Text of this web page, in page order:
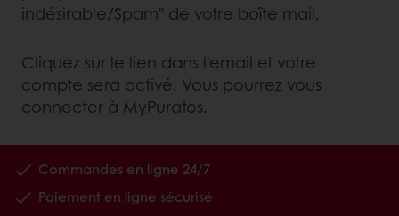
indésirable/Spam" de votre boîte mail.
Cliquez sur le lien dans l'email et votre
compte sera activé. Vous pourrez vous
connecter à MyPuratos.
Commandes en ligne 24/7
Paiement en ligne sécurisé